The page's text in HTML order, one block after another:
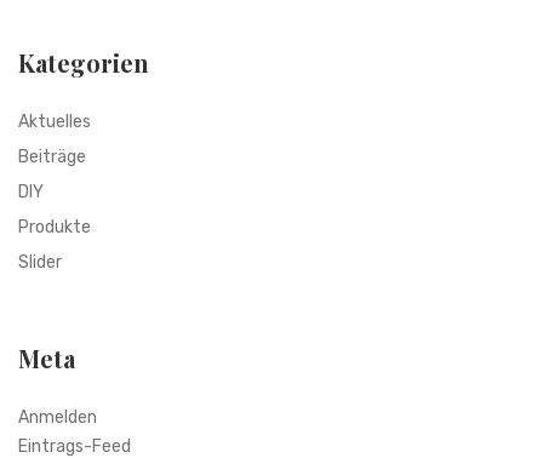
Kategorien
Aktuelles
Beiträge
DIY
Produkte
Slider
Meta
Anmelden
Eintrags-Feed